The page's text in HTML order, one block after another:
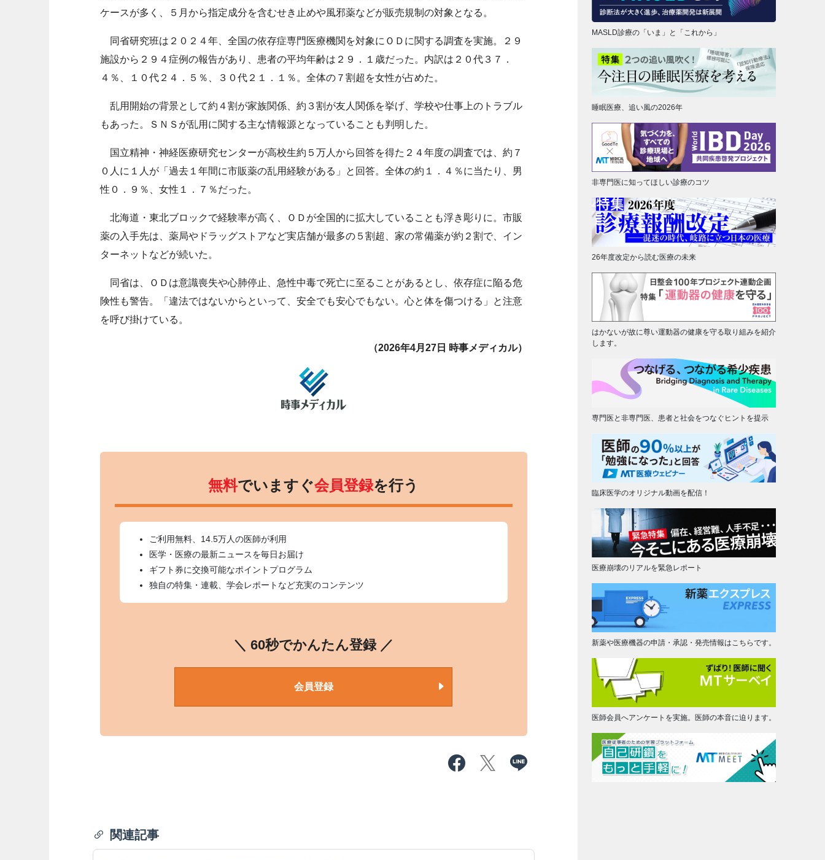
ケースが多く、５月から指定成分を含むせき止めや風邪薬などが販売規制の対象となる。
同省研究班は２０２４年、全国の依存症専門医療機関を対象にＯＤに関する調査を実施。２９
施設から２９４症例の報告があり、患者の平均年齢は２９．１歳だった。内訳は２０代３７．
４％、１０代２４．５％、３０代２１．１％。全体の７割超を女性が占めた。
乱用開始の背景として約４割が家族関係、約３割が友人関係を挙げ、学校や仕事上のトラブル
もあった。ＳＮＳが乱用に関する主な情報源となっていることも判明した。
国立精神・神経医療研究センターが高校生約５万人から回答を得た２４年度の調査では、約７
０人に１人が「過去１年間に市販薬の乱用経験がある」と回答。全体の約１．４％に当たり、男
性０．９％、女性１．７％だった。
北海道・東北ブロックで経験率が高く、ＯＤが全国的に拡大していることも浮き彫りに。市販
薬の入手先は、薬局やドラッグストアなど実店舗が最多の５割超、家の常備薬が約２割で、イン
ターネットなどが続いた。
同省は、ＯＤは意識喪失や心肺停止、急性中毒で死亡に至ることがあるとし、依存症に陥る危
険性も警告。「違法ではないからといって、安全でも安心でもない。心と体を傷つける」と注意
を呼び掛けている。
（2026年4月27日 時事メディカル）
無料でいますぐ会員登録を行う
ご利用無料、14.5万人の医師が利用
医学・医療の最新ニュースを毎日お届け
ギフト券に交換可能なポイントプログラム
独自の特集・連載、学会レポートなど充実のコンテンツ
＼ 60秒でかんたん登録 ／
会員登録
関連記事
MASLD診療の「いま」と「これから」
睡眠医療、追い風の2026年
非専門医に知ってほしい診療のコツ
26年度改定から読む医療の未来
はかないが故に尊い運動器の健康を守る取り組みを紹介
します。
専門医と非専門医、患者と社会をつなぐヒントを提示
臨床医学のオリジナル動画を配信！
医療崩壊のリアルを緊急レポート
新薬や医療機器の申請・承認・発売情報はこちらです。
医師会員へアンケートを実施。医師の本音に迫ります。